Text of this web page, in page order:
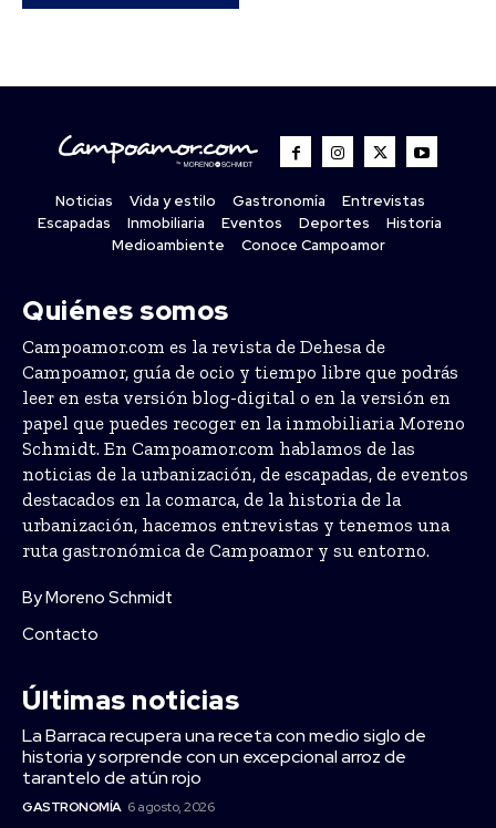
Noticias Vida y estilo Gastronomía
Entrevistas
Escapadas
Inmobiliaria Eventos Deportes
Historia
Medioambiente
Conoce Campoamor
Quiénes somos
Campoamor.com es la revista de Dehesa de
Campoamor, guía de ocio y tiempo libre que podrás
leer en esta versión blog-digital o en la versión en
papel que puedes recoger en la inmobiliaria Moreno
Schmidt. En Campoamor.com hablamos de las
noticias de la urbanización, de escapadas, de eventos
destacados en la comarca, de la historia de la
urbanización, hacemos entrevistas y tenemos una
ruta gastronómica de Campoamor y su entorno.
By Moreno Schmidt
Contacto
Últimas noticias
La Barraca recupera una receta con medio siglo de
historia y sorprende con un excepcional arroz de
tarantelo de atún rojo
GASTRONOMÍA 6 agosto, 2026